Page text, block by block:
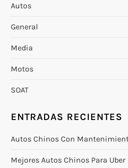
n
d
e
e
n
t
Autos
General
Media
Motos
SOAT
ENTRADAS RECIENTES
Autos Chinos Con
Mejores Autos Chinos Para